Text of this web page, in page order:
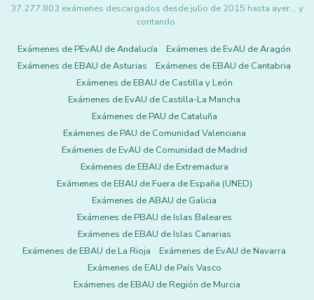
37.277.803 exámenes descargados desde julio de 2015 hasta ayer... y
contando.
Exámenes de PEvAU de Andalucía
Exámenes de EvAU de Aragón
Exámenes de EBAU de Asturias
Exámenes de EBAU de Cantabria
Exámenes de EBAU de Castilla y León
Exámenes de EvAU de Castilla-La Mancha
Exámenes de PAU de Cataluña
Exámenes de PAU de Comunidad Valenciana
Exámenes de EvAU de Comunidad de Madrid
Exámenes de EBAU de Extremadura
Exámenes de EBAU de Fuera de España (UNED)
Exámenes de ABAU de Galicia
Exámenes de PBAU de Islas Baleares
Exámenes de EBAU de Islas Canarias
Exámenes de EBAU de La Rioja
Exámenes de EvAU de Navarra
Exámenes de EAU de País Vasco
Exámenes de EBAU de Región de Murcia